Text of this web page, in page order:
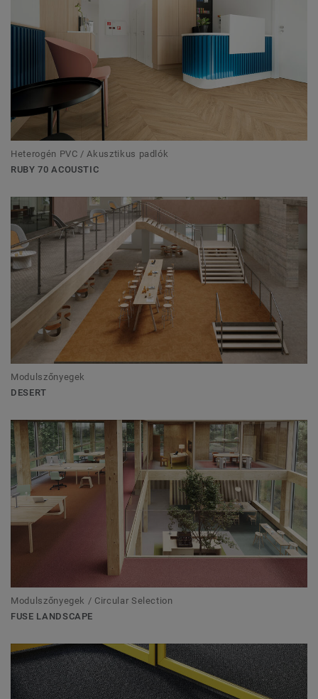
Heterogén PVC / Akusztikus padlók
RUBY 70 ACOUSTIC
Modulszőnyegek
DESERT
Modulszőnyegek / Circular Selection
FUSE LANDSCAPE